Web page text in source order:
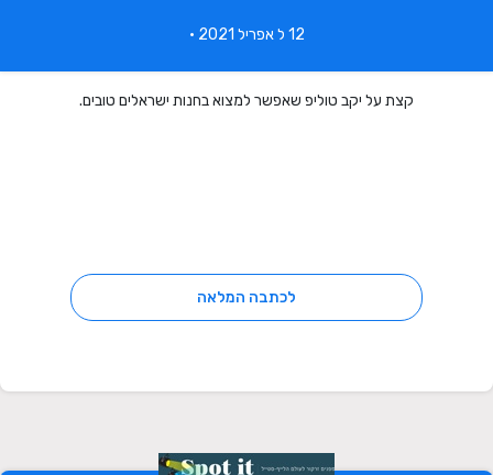
קצת על יקב טוליפ שאפשר למצוא בחנות ישראלים טובים.
לכתבה המלאה